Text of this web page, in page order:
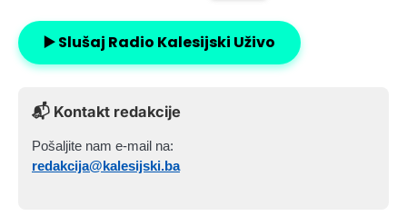
▶️ Slušaj Radio Kalesijski Uživo
📬 Kontakt redakcije
Pošaljite nam e-mail na:
redakcija@kalesijski.ba